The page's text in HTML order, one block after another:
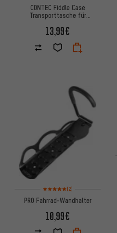
CONTEC Fiddle Case
Transporttasche für
13,99€
Bewertungen: 5 von 5
(2)
PRO Fahrrad-Wandhalter
10,99€